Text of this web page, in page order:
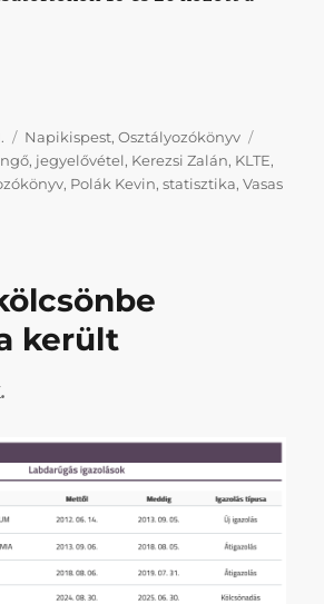
03/11”
Kategória
Napikispest,Osztályozókönyv
, jegyelővétel, Kerezsi Zalán, KLTE,
, Polák Kevin,statisztika,Vasas
került